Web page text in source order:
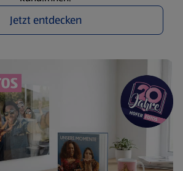
Jetzt entdecken